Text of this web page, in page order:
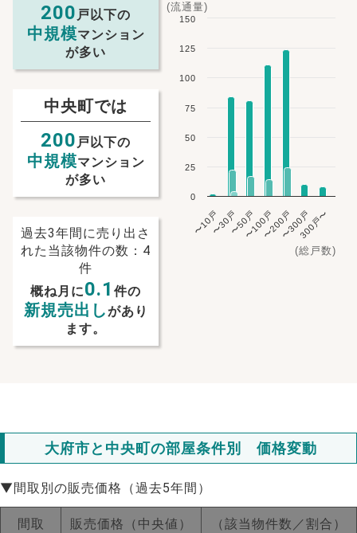
200 戸以下の
中規模マンション
が多い
中央町では
200 戸以下の
中規模マンション
が多い
過去3年間に売り出さ
れた当該物件の数：4
件
概ね月に0.1件の
新規売出しがあり
ます。
(総戸数)
(流通量)
〜10戸〜30戸〜50戸〜100戸〜200戸〜300戸300戸〜
0
25
50
75
100
125
150
大府市と中央町の部屋条件別 価格変動
▼間取別の販売価格（過去5年間）
間取 販売価格（中央値） （該当物件数／割合）